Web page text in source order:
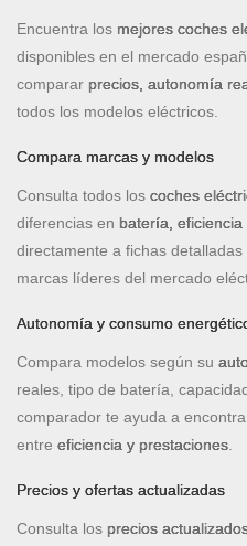
Encuentra los mejores coches
disponibles en el mercado
comparar precios, autonomía
todos los modelos eléctricos.
Compara marcas y modelos
Consulta todos los coches
diferencias en batería,
directamente a fichas
marcas líderes del mercado
Autonomía y consumo
Compara modelos según su
reales, tipo de batería,
comparador te ayuda a
entre eficiencia y prestaciones.
Precios y ofertas actualizadas
Consulta los precios